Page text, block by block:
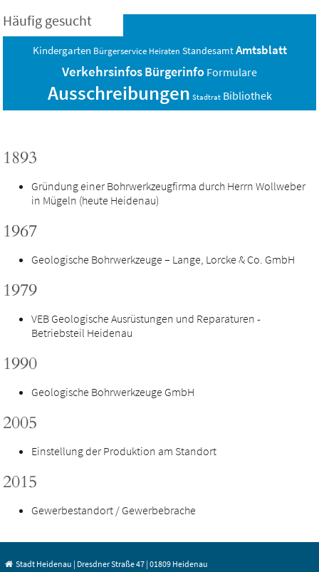
Häufig gesucht
Kindergarten Bürgerservice Heiraten StandesamtAmtsblatt
VerkehrsinfosBürgerinfo Formulare
Ausschreibungen Stadtrat Bibliothek
1893
Gründung einer Bohrwerkzeugfirma durch Herrn Wollweber
in Mügeln (heute Heidenau)
1967
Geologische Bohrwerkzeuge – Lange, Lorcke & Co. GmbH
1979
VEB Geologische Ausrüstungen und Reparaturen -
Betriebsteil Heidenau
1990
Geologische Bohrwerkzeuge GmbH
2005
Einstellung der Produktion am Standort
2015
Gewerbestandort / Gewerbebrache
Stadt Heidenau | Dresdner Straße 47 | 01809 Heidenau